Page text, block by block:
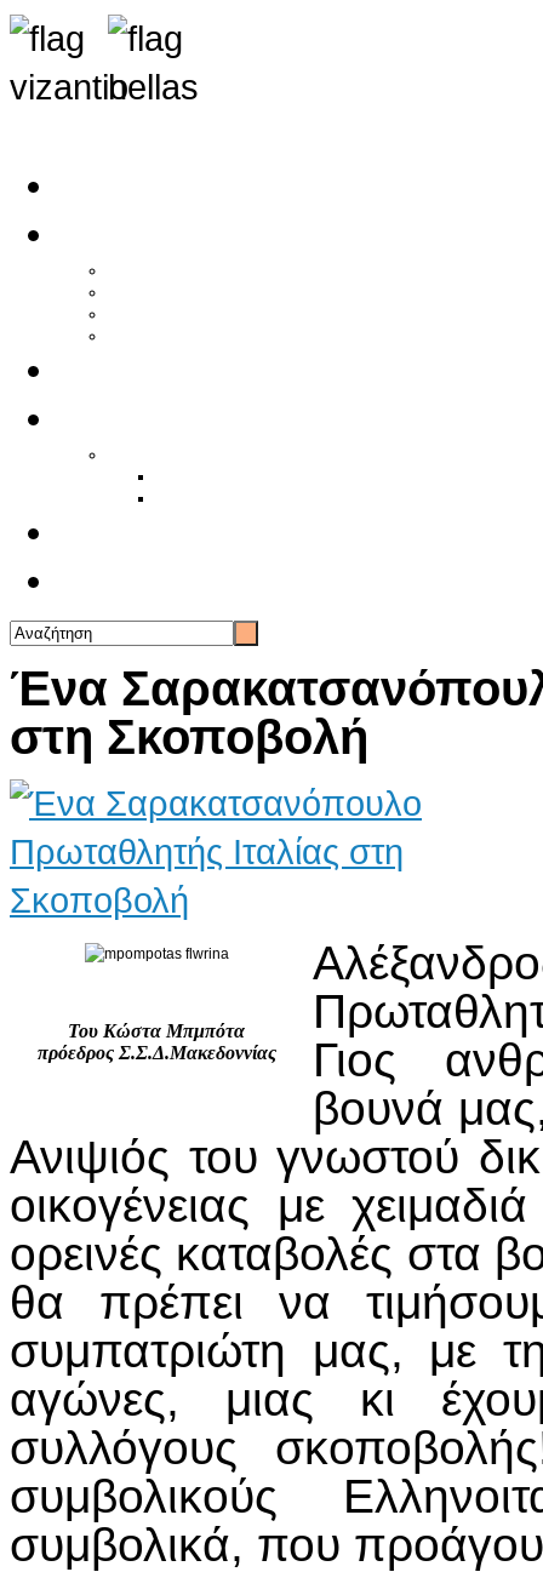
Ένα
στη Σκοποβολή
Του Κώστα Μπμπότα
πρόεδρος Σ.Σ.Δ.Μακεδοννίας
Γιος
βουνά
Ανιψιός του γνωστού
οικογένειας με
ορεινές καταβολές στα
θα πρέπει να
συμπατριώτη μας, με
αγώνες, μιας κι
συλλόγους
συμβολικούς
συμβολικά, που